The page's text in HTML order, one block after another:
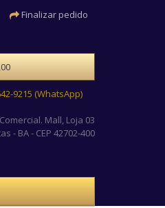
Finalizar pedido
9215 (WhatsApp)
Mall, Loja 03
- BA - CEP 42702-400